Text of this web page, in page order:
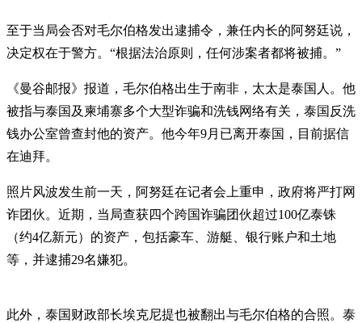
至于当局会否对毛尔伯格发出逮捕令，兼任内长的阿努廷说，
决定权在于警方。“根据法治原则，任何涉案者都将被捕。”
《曼谷邮报》报道，毛尔伯格出生于南非，太太是泰国人。他
被指与泰国及柬埔寨多个大型诈骗和洗钱网络有关，泰国反洗
钱办公室曾查封他的资产。他今年9月已离开泰国，目前据信
在迪拜。
照片风波发生前一天，阿努廷在记者会上重申，政府将严打网
诈团伙。近期，当局查获四个跨国诈骗团伙超过100亿泰铢
（约4亿新元）的资产，包括豪车、游艇、银行账户和土地
等，并逮捕29名嫌犯。
此外，泰国财政部长埃克尼提也被翻出与毛尔伯格的合照。泰